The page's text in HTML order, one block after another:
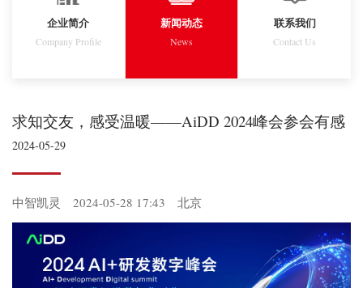
企业简介
Company Profile
新闻动态
News
联系我们
Contact Us
求知交友，感受温暖——AiDD 2024峰会参会有感
2024-05-29
中智凯灵 2024-05-28 17:43 北京